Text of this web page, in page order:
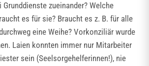
zueinander? Welche
es für sie? Braucht es z. B. für alle
eine Weihe? Vorkonziliär wurde
Laien konnten immer nur Mitarbeiter
sein (Seelsorgehelferinnen!), nie